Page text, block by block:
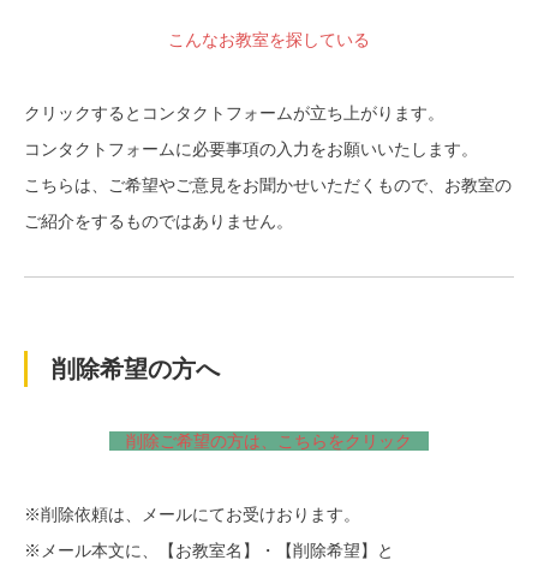
こんなお教室を探している
クリックするとコンタクトフォームが立ち上がります。
コンタクトフォームに必要事項の入力をお願いいたします。
こちらは、ご希望やご意見をお聞かせいただくもので、お教室の
ご紹介をするものではありません。
削除希望の方へ
削除ご希望の方は、こちらをクリック
※削除依頼は、メールにてお受けおります。
※メール本文に、【お教室名】・【削除希望】と